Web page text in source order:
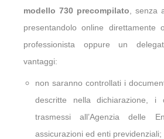
modello 730 precompilato , senza
presentandolo online
professionista oppure un
vantaggi:
non saranno controllati i
descritte nella dichiarazione,
trasmessi all’Agenzia delle
assicurazioni ed enti previdenziali;